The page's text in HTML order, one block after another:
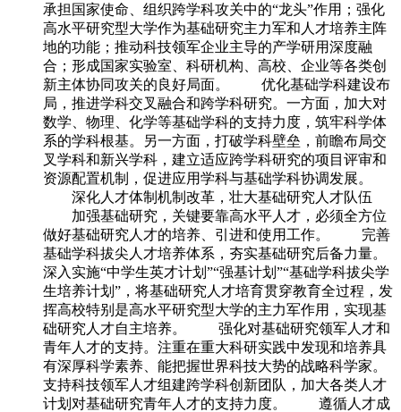
承担国家使命、组织跨学科攻关中的“龙头”作用；强化
高水平研究型大学作为基础研究主力军和人才培养主阵
地的功能；推动科技领军企业主导的产学研用深度融
合；形成国家实验室、科研机构、高校、企业等各类创
新主体协同攻关的良好局面。 优化基础学科建设布
局，推进学科交叉融合和跨学科研究。一方面，加大对
数学、物理、化学等基础学科的支持力度，筑牢科学体
系的学科根基。另一方面，打破学科壁垒，前瞻布局交
叉学科和新兴学科，建立适应跨学科研究的项目评审和
资源配置机制，促进应用学科与基础学科协调发展。
深化人才体制机制改革，壮大基础研究人才队伍
加强基础研究，关键要靠高水平人才，必须全方位
做好基础研究人才的培养、引进和使用工作。 完善
基础学科拔尖人才培养体系，夯实基础研究后备力量。
深入实施“中学生英才计划”“强基计划”“基础学科拔尖学
生培养计划”，将基础研究人才培育贯穿教育全过程，发
挥高校特别是高水平研究型大学的主力军作用，实现基
础研究人才自主培养。 强化对基础研究领军人才和
青年人才的支持。注重在重大科研实践中发现和培养具
有深厚科学素养、能把握世界科技大势的战略科学家。
支持科技领军人才组建跨学科创新团队，加大各类人才
计划对基础研究青年人才的支持力度。 遵循人才成